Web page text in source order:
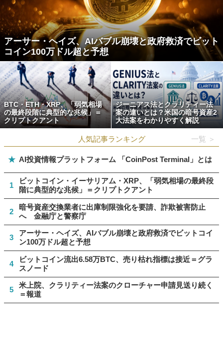
アーサー・ヘイズ、AIバブル崩壊と政府救済でビット
コイン100万ドル超と予想
BTC・ETH・XRP、「弱気相場
の最終段階に典型的な兆候」＝
クリプトクアント
ジーニアス法とクラリティー法
案の違いとは？米国の暗号資産2
大法案をわかりやすく解説
人気記事ランキング 一覧 ＞
★ AI投資情報プラットフォーム 「CoinPost Terminal」とは
1
ビットコイン・イーサリアム・XRP、「弱気相場の最終段
階に典型的な兆候」＝クリプトクアント
2
暗号資産交換業者に出庫制限強化を要請、詐欺被害防止
へ 金融庁と警察庁
3
アーサー・ヘイズ、AIバブル崩壊と政府救済でビットコイ
ン100万ドル超と予想
4
ビットコイン流出6.58万BTC、売り枯れ指標は接近＝グラ
スノード
5
米上院、クラリティー法案のクローチャー申請見送り続く
＝報道